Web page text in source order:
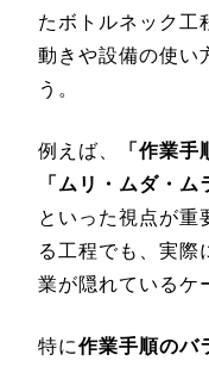
たボトルネック工
動きや設備の使い
う。
例えば、
「作業
「ムリ・ムダ・
といった視点が重
る工程でも、実際
業が隠れているケ
特に作業手順のバ